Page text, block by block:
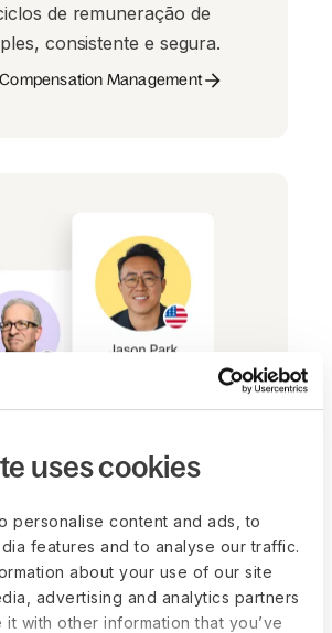
uses cookies
personalise content and ads, to
features and to analyse our traffic.
about your use of our site
advertising and analytics partners
it with other information that you’ve
de remuneração de
consistente e segura.
Management
contratação até o
com políticas integradas,
desligamento em